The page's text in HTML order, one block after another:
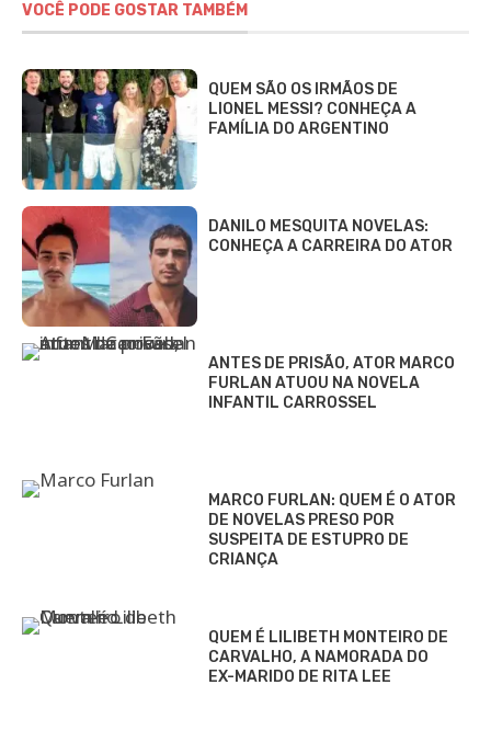
VOCÊ PODE GOSTAR TAMBÉM
QUEM SÃO OS IRMÃOS DE
LIONEL MESSI? CONHEÇA A
FAMÍLIA DO ARGENTINO
DANILO MESQUITA NOVELAS:
CONHEÇA A CARREIRA DO ATOR
ANTES DE PRISÃO, ATOR MARCO
FURLAN ATUOU NA NOVELA
INFANTIL CARROSSEL
MARCO FURLAN: QUEM É O ATOR
DE NOVELAS PRESO POR
SUSPEITA DE ESTUPRO DE
CRIANÇA
QUEM É LILIBETH MONTEIRO DE
CARVALHO, A NAMORADA DO
EX-MARIDO DE RITA LEE